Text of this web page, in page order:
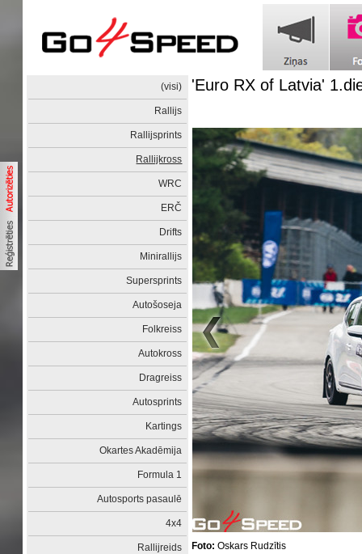
(visi)
Rallijs
Rallijsprints
Rallijkross
WRC
ERČ
Drifts
Minirallijs
Supersprints
Autošoseja
Folkreiss
Autokross
Dragreiss
Autosprints
Kartings
Okartes Akadēmija
Formula 1
Autosports pasaulē
4x4
Rallijreids
'Euro RX of Latvia'
Foto: Oskars Rudzītis